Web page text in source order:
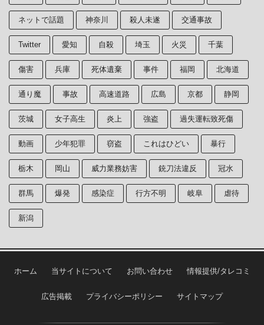
ネットで話題 神奈川 殺人未遂 交通事故
Twitter 愛知 自殺 埼玉 火災 千葉
傷害 兵庫 死体遺棄 事件 福岡 北海道
通り魔 事故 高速道路 広島 京都 静岡
茨城 女子高生 炎上 強盗 過失運転致死傷
動画 少年犯罪 窃盗 これはひどい 暴行
栃木 岡山 威力業務妨害 銃刀法違反 冠水
群馬 爆発 感染症 行方不明 岐阜 虐待
新潟
ホーム 当サイトについて お問い合わせ 情報提供/タレコミ
広告掲載 プライバシーポリシー サイトマップ